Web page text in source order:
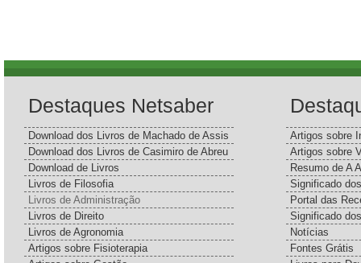
Destaques Netsaber
Download dos Livros de Machado de Assis
Download dos Livros de Casimiro de Abreu
Download de Livros
Livros de Filosofia
Livros de Administração
Livros de Direito
Livros de Agronomia
Artigos sobre Fisioterapia
Artigos sobre
Artigos sobre
Resumo de A
Significado
Portal das
Significado
Notícias
Fontes Grátis